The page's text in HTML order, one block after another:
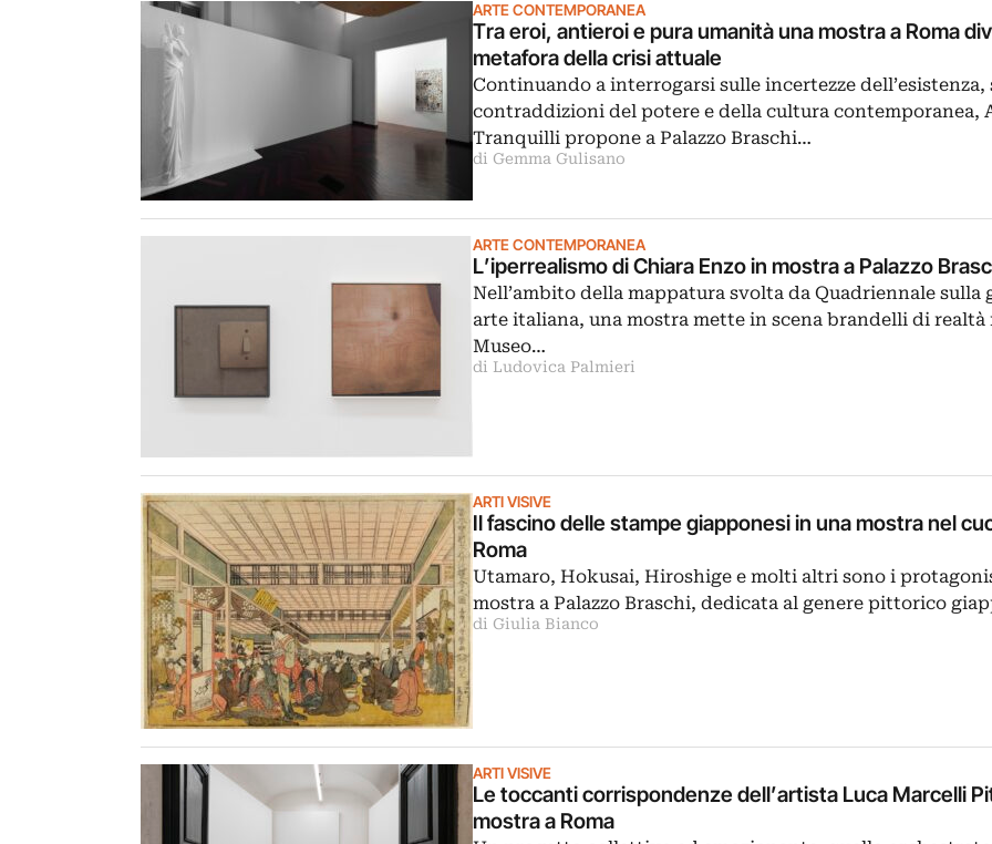
ARTE CONTEMPORANEA
Tra eroi, antieroi e pura umanità una mostra a Roma
metafora della crisi attuale
Continuando a interrogarsi sulle incertezze dell’esistenza,
contraddizioni del potere e della cultura contemporanea,
Tranquilli propone a Palazzo Braschi…
di Gemma Gulisano
ARTE CONTEMPORANEA
L’iperrealismo di Chiara Enzo in mostra a Palazzo
Nell’ambito della mappatura svolta da Quadriennale sulla
arte italiana, una mostra mette in scena brandelli di realtà
Museo…
di Ludovica Palmieri
ARTI VISIVE
Il fascino delle stampe giapponesi in una mostra nel
Roma
Utamaro, Hokusai, Hiroshige e molti altri sono i
mostra a Palazzo Braschi, dedicata al genere pittorico
di Giulia Bianco
ARTI VISIVE
Le toccanti corrispondenze dell’artista Luca Marcelli
mostra a Roma